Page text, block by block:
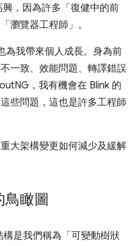
，因為許多「復健中的前
瀏覽器工程師」。
為我帶來個人成長。身為前
一致、效能問題、轉譯錯誤
，我有機會在 Blink 的
些問題，這也是許多工程師
大架構變更如何減少及緩解
鳥瞰圖
是我們稱為「可變動樹狀